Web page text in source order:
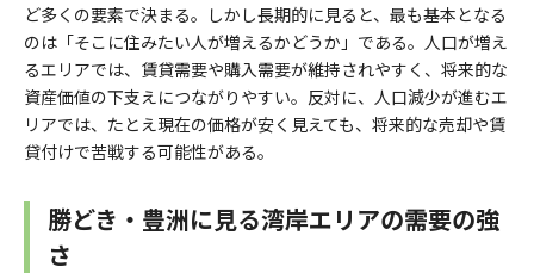
ど多くの要素で決まる。しかし長期的に見ると、最も基本となる
のは「そこに住みたい人が増えるかどうか」である。人口が増え
るエリアでは、賃貸需要や購入需要が維持されやすく、将来的な
資産価値の下支えにつながりやすい。反対に、人口減少が進むエ
リアでは、たとえ現在の価格が安く見えても、将来的な売却や賃
貸付けで苦戦する可能性がある。
勝どき・豊洲に見る湾岸エリアの需要の強
さ